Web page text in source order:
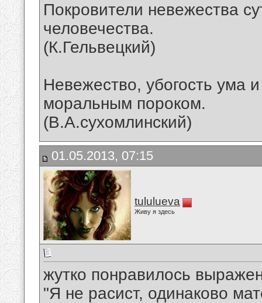
Покровители невежества
человечества.
(К.Гельвецкий)
Невежество, убогость ума
моральным пороком.
(В.А.сухомлинский)
01.05.2013, 07:15
tululueva
Живу я здесь
жутко понравилось
"Я не расист, одинаково